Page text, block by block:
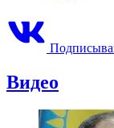
Видео